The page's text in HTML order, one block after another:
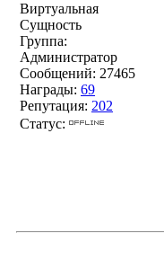
Виртуальная
Сущность
Группа:
Администратор
Сообщений: 27465
Награды: 69
Репутация: 202
Статус: